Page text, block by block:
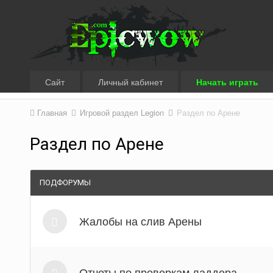
Сайт Личный кабинет Начать играть
Главная Игровой раздел Legion Раздел по Арене
Раздел по Арене
ПОДФОРУМЫ
Жалобы на слив Арены